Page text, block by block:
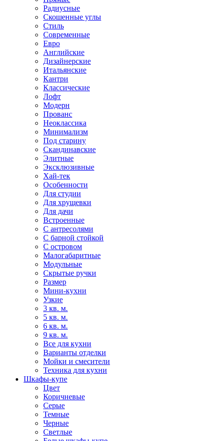
Радиусные
Скошенные углы
Стиль
Современные
Евро
Английские
Дизайнерские
Итальянские
Кантри
Классические
Лофт
Модерн
Прованс
Неоклассика
Минимализм
Под старину
Скандинавские
Элитные
Эксклюзивные
Хай-тек
Особенности
Для студии
Для хрущевки
Для дачи
Встроенные
С антресолями
С барной стойкой
С островом
Малогабаритные
Модульные
Скрытые ручки
Размер
Мини-кухни
Узкие
3 кв. м.
5 кв. м.
6 кв. м.
9 кв. м.
Все для кухни
Варианты отделки
Мойки и смесители
Техника для кухни
Шкафы-купе
Цвет
Коричневые
Серые
Темные
Черные
Светлые